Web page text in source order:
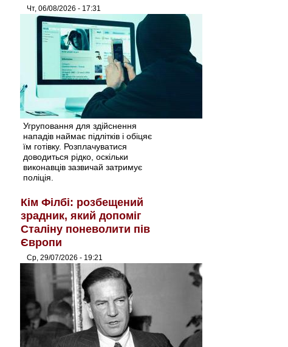
Чт, 06/08/2026 - 17:31
Угруповання для здійснення
нападів наймає підлітків і обіцяє
їм готівку. Розплачуватися
доводиться рідко, оскільки
виконавців зазвичай затримує
поліція.
Кім Філбі: розбещений
зрадник, який допоміг
Сталіну поневолити пів
Європи
Ср, 29/07/2026 - 19:21